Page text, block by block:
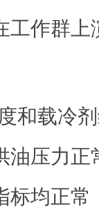
作群上
载冷剂
油压力正
标均正常